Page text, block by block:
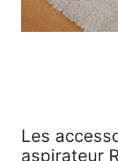
Les
aspirateur